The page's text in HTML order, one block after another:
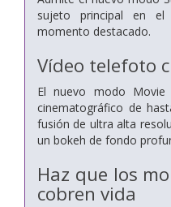
sujeto principal en el
momento destacado.
Vídeo telefoto
El nuevo modo
cinematográfico de
fusión de ultra alta
un bokeh de fondo
Haz que los
cobren vida